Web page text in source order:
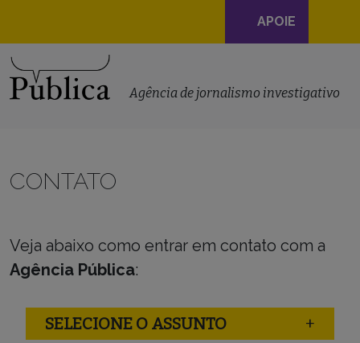
Navegação
principal
APOIE
Agência de jornalismo investigativo
CONTATO
Veja abaixo como entrar em contato com a
Agência Pública:
SELECIONE O ASSUNTO